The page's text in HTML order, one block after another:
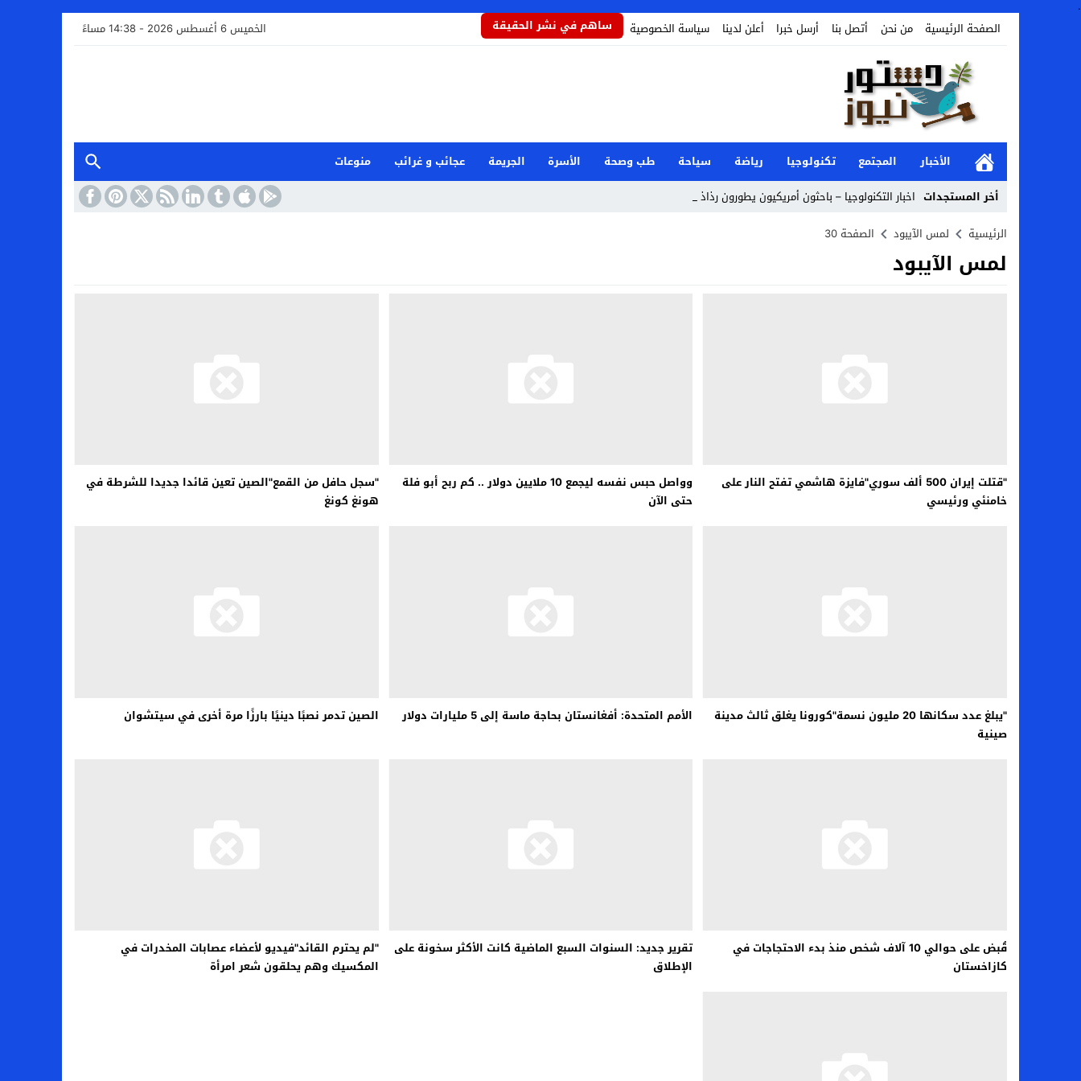
.
الصفحة الرئيسية
من نحن أتصل بنا أرسل خبرا أعلن لدينا سياسة الخصوصية ساهم في نشر الحقيقة الخميس 6 أغسطس 2026 - 14:38 مساءً
الأخبار المجتمع تكنولوجيا رياضة سياحة طب وصحة الأسرة الجريمة عجائب و غرائب
منوعات
أخر المستجدات اخبار التكنولوجيا – باحثون أمريكيون يطورون رذاذاً يح_
Stop
Previous
الرئيسية لمس الآيبود الصفحة 30
لمس الآيبود
"قتلت إيران 500 ألف سوري"فايزة هاشمي تفتح النار على
خامنئي ورئيسي
وواصل حبس نفسه ليجمع 10 ملايين دولار .. كم ربح أبو فلة
حتى الآن
"سجل حافل من القمع"الصين تعين قائدا جديدا للشرطة في
هونغ كونغ
"يبلغ عدد سكانها 20 مليون نسمة"كورونا يغلق ثالث مدينة
صينية
الأمم المتحدة: أفغانستان بحاجة ماسة إلى 5 مليارات دولار الصين تدمر نصبًا دينيًا بارزًا مرة أخرى في سيتشوان
قُبض على حوالي 10 آلاف شخص منذ بدء الاحتجاجات في
كازاخستان
تقرير جديد: السنوات السبع الماضية كانت الأكثر سخونة على
الإطلاق
"لم يحترم القائد"فيديو لأعضاء عصابات المخدرات في
المكسيك وهم يحلقون شعر امرأة